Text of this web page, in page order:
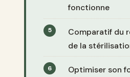
fonctionne
Comparatif du
de la
Optimiser son